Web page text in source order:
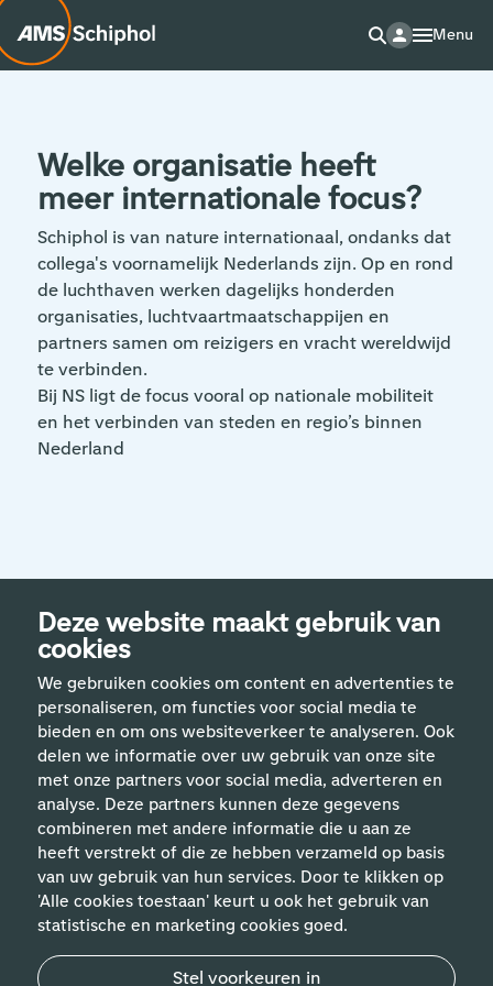
Deze website maakt gebruik van
cookies
We gebruiken cookies om content en advertenties te
personaliseren, om functies voor social media te
bieden en om ons websiteverkeer te analyseren. Ook
delen we informatie over uw gebruik van onze site
met onze partners voor social media, adverteren en
analyse. Deze partners kunnen deze gegevens
combineren met andere informatie die u aan ze
heeft verstrekt of die ze hebben verzameld op basis
van uw gebruik van hun services. Door te klikken op
'Alle cookies toestaan' keurt u ook het gebruik van
statistische en marketing cookies goed.
Stel voorkeuren in
Menu
Welke organisatie heeft
meer internationale focus?
Schiphol is van nature internationaal, ondanks dat
collega's voornamelijk Nederlands zijn. Op en rond
de luchthaven werken dagelijks honderden
organisaties, luchtvaartmaatschappijen en
partners samen om reizigers en vracht wereldwijd
te verbinden.
Bij NS ligt de focus vooral op nationale mobiliteit
en het verbinden van steden en regio’s binnen
Nederland
Handige links
Vakgebieden
Contact